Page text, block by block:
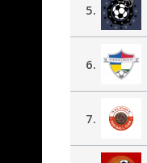
5.
6.
7.